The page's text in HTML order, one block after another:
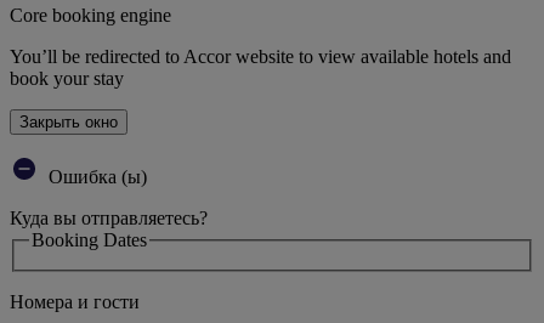
Core booking engine
You’ll be redirected to Accor website to view available hotels and
book your stay
Закрыть окно
Ошибка (ы)
Куда вы отправляетесь?
Booking Dates
Номера и гости